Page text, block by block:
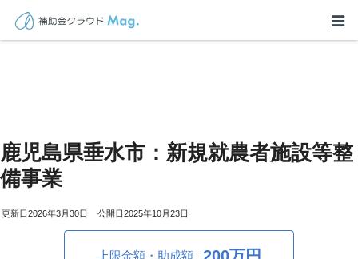
鹿児島県垂水市：新規就農者施設等整
備事業
2026年3月30日 2025年10月23日
上限金額・助成額 200万円